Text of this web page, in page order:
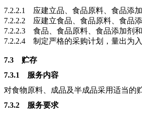
7.2.2.1 应建立品、食品原料、食品添
7.2.2.2 应建立食品、食品原料、食品
7.2.2.3 食品、食品原料、食品添加剂
7.2.2.4 制定严格的采购计划，量出为
7.3 贮存
7.3.1 服务内容
对食物原料、成品及半成品采用适当的
7.3.2 服务要求